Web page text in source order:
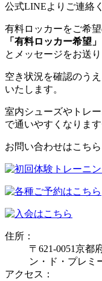
公式LINEよりご連絡
有料ロッカーをご希
「有料ロッカー希望」
とメッセージをお送り
空き状況を確認のう
いたします。
室内シューズやトレ
で通いやすくなりま
お問い合わせはこち
住所：
〒621-0051京都
ン・ド・プレミ
アクセス：